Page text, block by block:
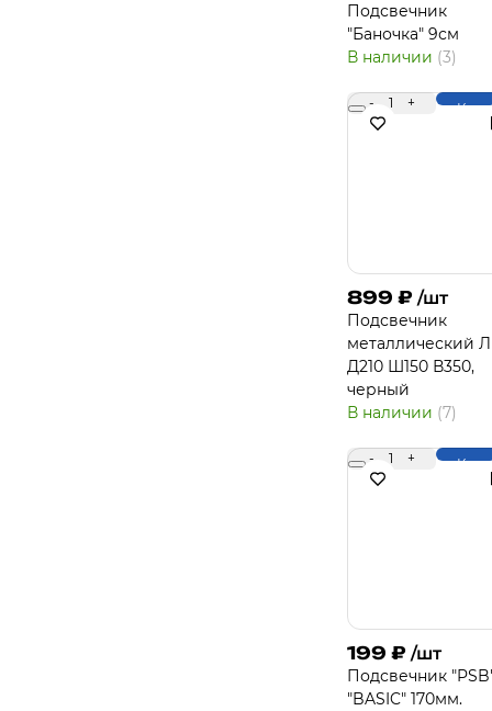
Подсвечник
"Баночка" 9см
В наличии (3)
- 1 +
899 ₽ /шт
Подсвечник
металлический
Д210 Ш150 В350,
черный
В наличии (7)
- 1 +
199 ₽ /шт
Подсвечник
"BASIC" 170мм.